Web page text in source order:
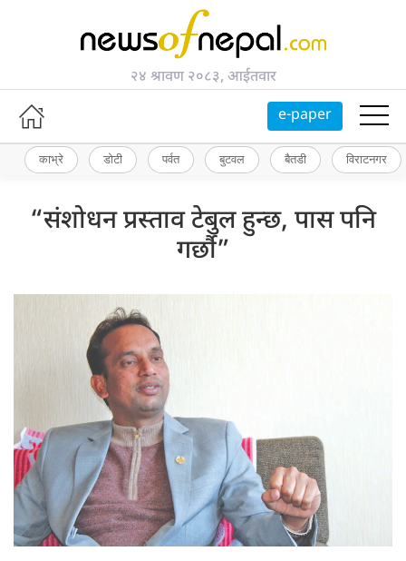
२४ श्रावण २०८३, आईतवार
e-paper
काभ्रे डोटी पर्वत बुटवल बैतडी विराटनगर
“संशोधन प्रस्ताव टेबुल हुन्छ, पास पनि
गर्छौ”